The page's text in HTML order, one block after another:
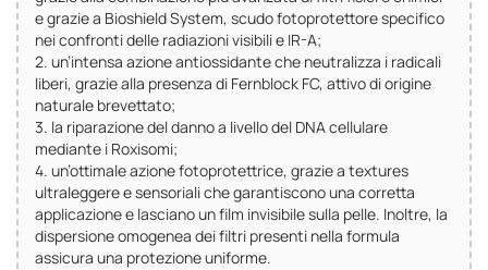
e grazie a Bioshield System, scudo fotoprotettore specifico
nei confronti delle radiazioni visibili e IR-A;
2. un’intensa azione antiossidante che neutralizza i radicali
liberi, grazie alla presenza di Fernblock FC, attivo di origine
naturale brevettato;
3. la riparazione del danno a livello del DNA cellulare
mediante i Roxisomi;
4. un’ottimale azione fotoprotettrice, grazie a textures
ultraleggere e sensoriali che garantiscono una corretta
applicazione e lasciano un film invisibile sulla pelle. Inoltre, la
dispersione omogenea dei filtri presenti nella formula
assicura una protezione uniforme.